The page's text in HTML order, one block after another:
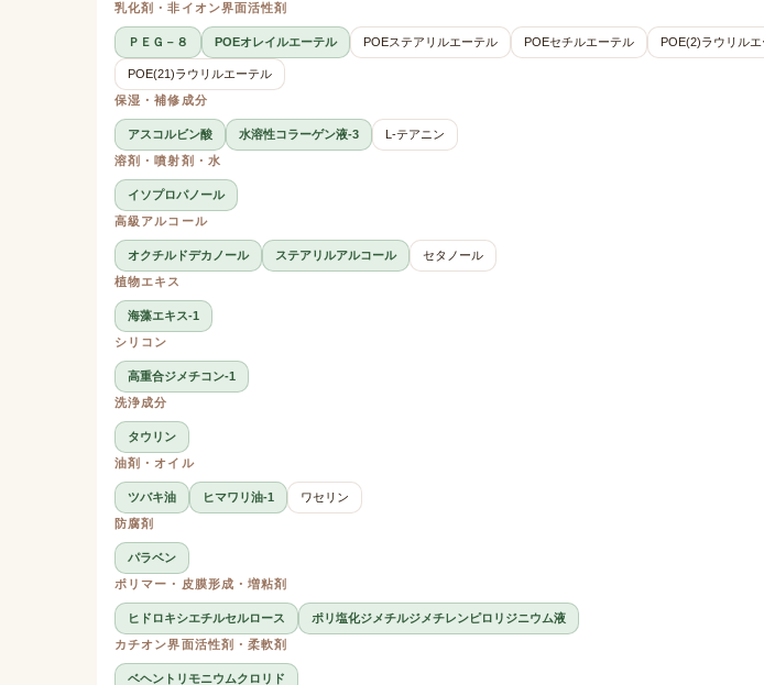
乳化剤・非イオン界面活性剤
ＰＥＧ－８ POEオレイルエーテル POEステアリルエーテル POEセチルエーテル POE(2)ラウリル
POE(21)ラウリルエーテル
保湿・補修成分
アスコルビン酸 水溶性コラーゲン液-3
L-テアニン
溶剤・噴射剤・水
イソプロパノール
高級アルコール
オクチルドデカノール ステアリルアルコール
セタノール
植物エキス
海藻エキス-1
シリコン
高重合ジメチコン-1
洗浄成分
タウリン
油剤・オイル
ツバキ油 ヒマワリ油-1
ワセリン
防腐剤
パラベン
ポリマー・皮膜形成・増粘剤
ヒドロキシエチルセルロース
ポリ塩化ジメチルジメチレンピロリジニウム液
カチオン界面活性剤・柔軟剤
ベヘントリモニウムクロリド